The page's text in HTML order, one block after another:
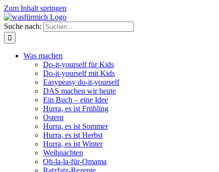
Zum Inhalt springen
Suche nach:
Was machen
Do-it-yourself für Kids
Do-it-yourself mit Kids
Easypeasy do-it-yourself
DAS machen wir heute
Ein Buch – eine Idee
Hurra, es ist Frühling
Ostern
Hurra, es ist Sommer
Hurra, es ist Herbst
Hurra, es ist Winter
Weihnachten
Oh-la-la-für-Omama
Ratzfatz-Rezepte